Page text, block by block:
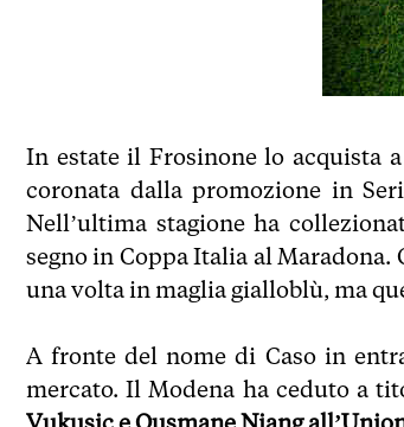
In estate il Frosinone lo acquista
coronata dalla promozione in
Nell’ultima stagione ha
segno in Coppa Italia al
una volta in maglia gialloblù, ma
A fronte del nome di Caso in
mercato. Il Modena ha ceduto a